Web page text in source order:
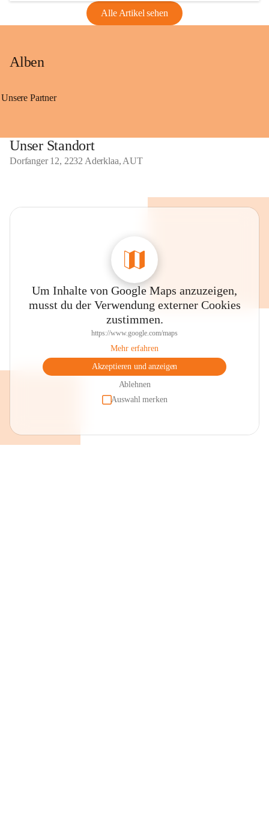
Alle Artikel sehen
Alben
Unsere Partner
Unser Standort
Dorfanger 12, 2232 Aderklaa, AUT
Um Inhalte von Google Maps anzuzeigen,
musst du der Verwendung externer Cookies
zustimmen.
https://www.google.com/maps
Mehr erfahren
Akzeptieren und anzeigen
Ablehnen
Auswahl merken